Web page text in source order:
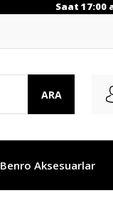
Saat 17:00
ARA
Benro Aksesuarlar